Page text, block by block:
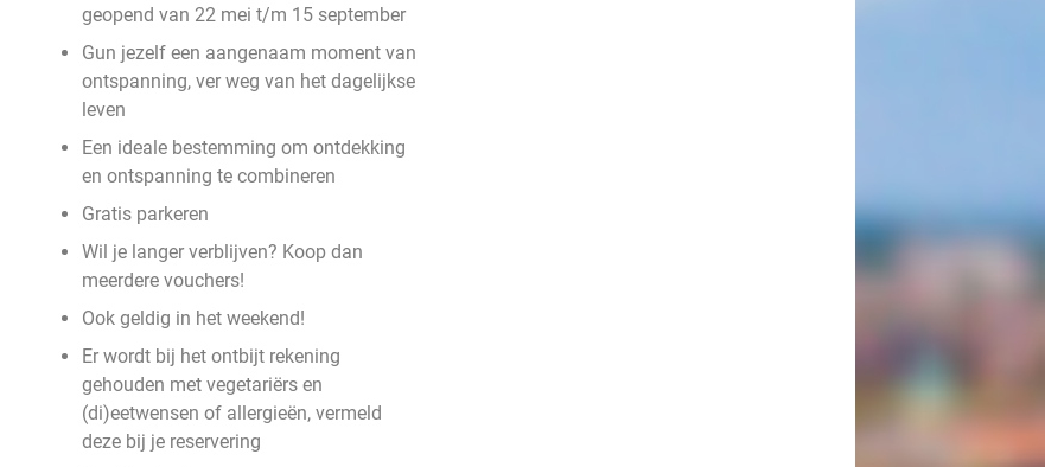
geopend van 22 mei t/m 15 september
Gun jezelf een aangenaam moment van
ontspanning, ver weg van het dagelijkse
leven
Een ideale bestemming om ontdekking
en ontspanning te combineren
Gratis parkeren
Wil je langer verblijven? Koop dan
meerdere vouchers!
Ook geldig in het weekend!
Er wordt bij het ontbijt rekening
gehouden met vegetariërs en
(di)eetwensen of allergieën, vermeld
deze bij je reservering